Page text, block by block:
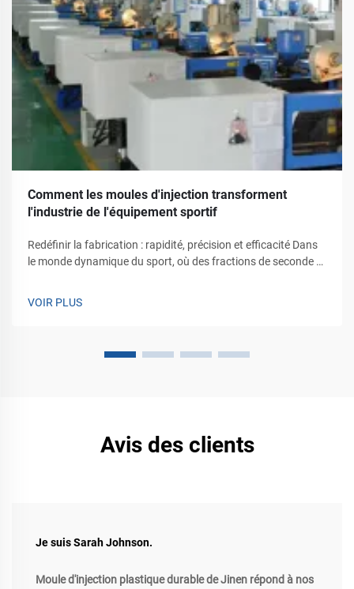
Comment les moules d'injection transforment
l'industrie de l'équipement sportif
Redéfinir la fabrication : rapidité, précision et efficacité Dans
le monde dynamique du sport, où des fractions de seconde et
VOIR PLUS
Avis des clients
Je suis Sarah Johnson.
Moule d'injection plastique durable de Jinen répond à nos